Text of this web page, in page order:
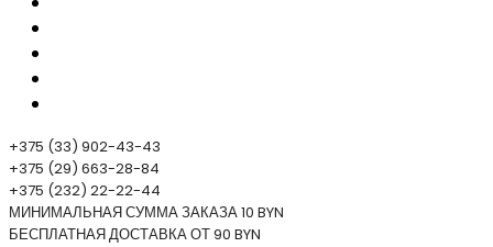
+375 (33) 902-43-43
+375 (29) 663-28-84
+375 (232) 22-22-44
МИНИМАЛЬНАЯ СУММА ЗАКАЗА 10 BYN
БЕСПЛАТНАЯ ДОСТАВКА ОТ 90 BYN